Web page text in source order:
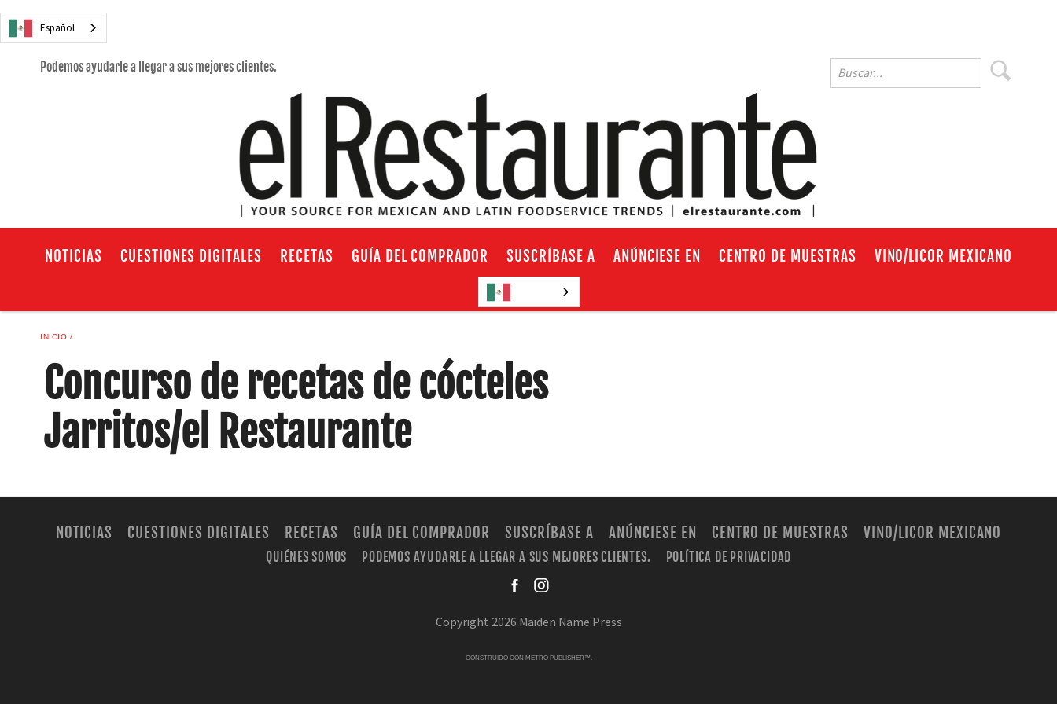
Español
Podemos ayudarle a llegar a sus mejores clientes.
NOTICIAS CUESTIONES DIGITALES RECETAS GUÍA DEL COMPRADOR SUSCRÍBASE A ANÚNCIESE EN CENTRO DE MUESTRAS VINO/LICOR MEXICANO
INICIO
Concurso de recetas de cócteles
Jarritos/el Restaurante
NOTICIAS CUESTIONES DIGITALES RECETAS GUÍA DEL COMPRADOR SUSCRÍBASE A ANÚNCIESE EN CENTRO DE MUESTRAS VINO/LICOR MEXICANO
QUIÉNES SOMOS PODEMOS AYUDARLE A LLEGAR A SUS MEJORES CLIENTES.
POLÍTICA DE PRIVACIDAD
Copyright 2026 Maiden Name Press
CONSTRUIDO CON METRO PUBLISHER™.